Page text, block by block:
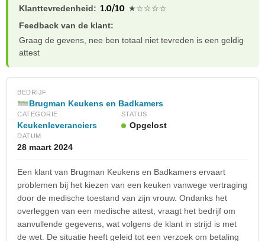
Klanttevredenheid: 1.0/10 ★☆☆☆☆
Feedback van de klant:
Graag de gevens, nee ben totaal niet tevreden is een geldig
attest
BEDRIJF
Brugman Keukens en Badkamers
CATEGORIE
Keukenleveranciers
STATUS
Opgelost
DATUM
28 maart 2024
Een klant van Brugman Keukens en Badkamers ervaart
problemen bij het kiezen van een keuken vanwege vertraging
door de medische toestand van zijn vrouw. Ondanks het
overleggen van een medische attest, vraagt het bedrijf om
aanvullende gegevens, wat volgens de klant in strijd is met
de wet. De situatie heeft geleid tot een verzoek om betaling